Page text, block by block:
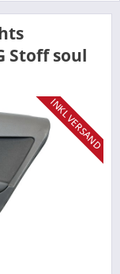
Stoff soul
INKL VERSAND